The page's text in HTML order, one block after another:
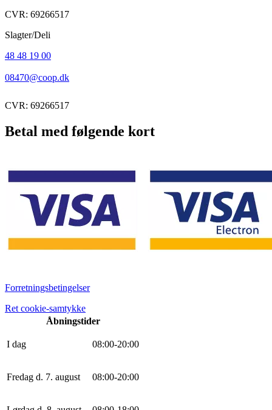
CVR: 69266517
Slagter/Deli
48 48 19 00
08470@coop.dk
CVR: 69266517
Betal med følgende kort
Forretningsbetingelser
Ret cookie-samtykke
Åbningstider
I dag 08:00-20:00
Fredag d. 7. august 08:00-20:00